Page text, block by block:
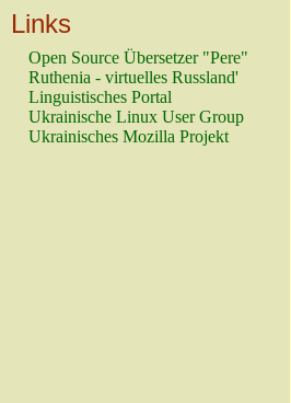
Links
Open Source Übersetzer "Pere"
Ruthenia - virtuelles Russland'
Linguistisches Portal
Ukrainische Linux User Group
Ukrainisches Mozilla Projekt